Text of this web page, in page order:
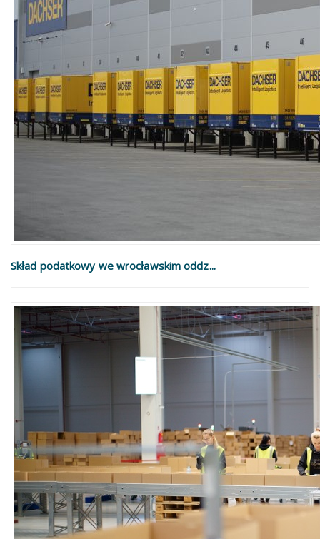
Skład podatkowy we wrocławskim oddz...